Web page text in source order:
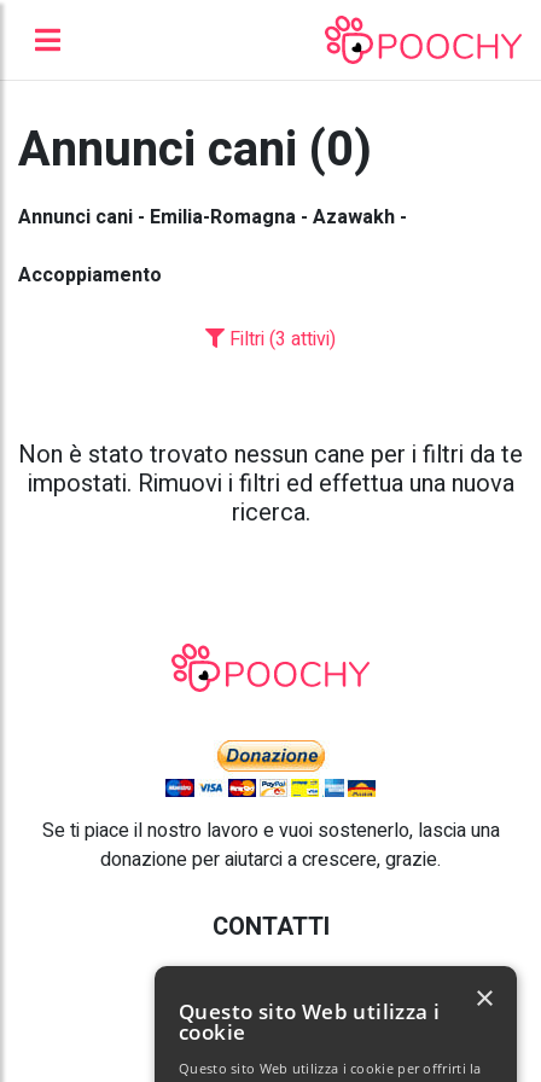
Annunci cani (0)
Annunci cani - Emilia-Romagna - Azawakh -
Accoppiamento
Filtri (3 attivi)
Non è stato trovato nessun cane per i filtri da te
impostati. Rimuovi i filtri ed effettua una nuova
ricerca.
Se ti piace il nostro lavoro e vuoi sostenerlo, lascia una
donazione per aiutarci a crescere, grazie.
CONTATTI
E-mail:info@poochy.it
Questo sito Web utilizza i
cookie
Questo sito Web utilizza i cookie per offrirti la
×